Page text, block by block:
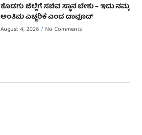
ಕೊಡಗು ಜಿಲ್ಲೆಗೆ ಸಚಿವ ಸ್ಥಾನ ಬೇಕು – ಇದು ನಮ್ಮ
ಅಂತಿಮ ಎಚ್ಚರಿಕೆ ಎಂದ ದಾವೂದ್ ‌
August 4, 2026 No Comments